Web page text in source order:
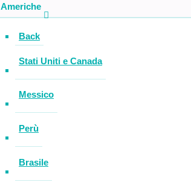
Americhe
Back
Stati Uniti e Canada
Messico
Perù
Brasile